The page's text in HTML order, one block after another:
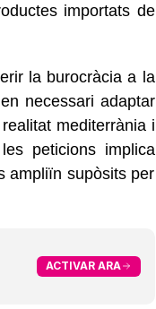
importats de
la burocràcia a la
necessari adaptar
mediterrània i
peticions implica
ampliïn supòsits per
ACTIVAR ARA